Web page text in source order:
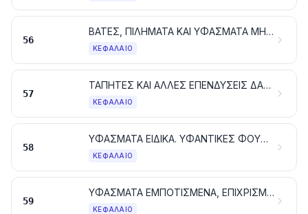
56
ΒΑΤΕΣ, ΠΙΛΗΜΑΤΑ ΚΑΙ ΥΦΑΣΜΑΤΑ ΜΗ ΥΦΑΣΜΕΝΑ. ΝΗΜΑΤΑ ΕΙΔΙΚΑ. ΣΠΑΓΚΟΙ, ΣΧΟΙΝΙΑ ΚΑΙ ΧΟΝΤΡΑ ΣΧΟΙΝΙΑ. ΕΙΔΗ ΣΧΟΙΝΟΠΟΙΙΑΣ
ΚΕΦΆΛΑΙΟ
57
ΤΑΠΗΤΕΣ ΚΑΙ ΑΛΛΕΣ ΕΠΕΝΔΥΣΕΙΣ ΔΑΠΕΔΟΥ ΑΠΟ ΥΦΑΝΤΙΚΕΣ ΥΛΕΣ
ΚΕΦΆΛΑΙΟ
58
ΥΦΑΣΜΑΤΑ ΕΙΔΙΚΑ. ΥΦΑΝΤΙΚΕΣ ΦΟΥΝΤΩΤΕΣ ΕΠΙΦΑΝΕΙΕΣ. ΔΑΝΤΕΛΕΣ. ΕΙΔΗ ΕΠΙΣΤΡΩΣΗΣ. ΕΙΔΗ ΤΑΙΝΙΟΠΛΕΚΤΙΚΗΣ. ΚΕΝΤΗΜΑΤΑ
ΚΕΦΆΛΑΙΟ
59
ΥΦΑΣΜΑΤΑ ΕΜΠΟΤΙΣΜΕΝΑ, ΕΠΙΧΡΙΣΜΕΝΑ, ΕΠΙΚΑΛΥΜΜΕΝΑ Ή ΜΕ ΑΠΑΝΩΤΕΣ ΣΤΡΩΣΕΙΣ. ΕΙΔΗ ΓΙΑ ΤΕΧΝΙΚΕΣ ΧΡΗΣΕΙΣ ΑΠΟ ΥΦΑΝΤΙΚΕΣ ΥΛΕΣ
ΚΕΦΆΛΑΙΟ